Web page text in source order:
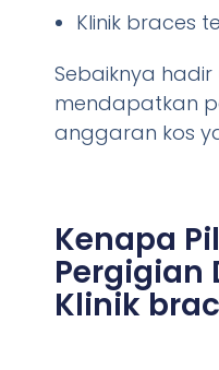
Klinik braces
Sebaiknya
mendapatkan
anggaran kos
Kenapa
Pergigian
Klinik